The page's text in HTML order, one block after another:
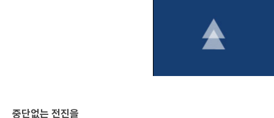
중단없는 전진을